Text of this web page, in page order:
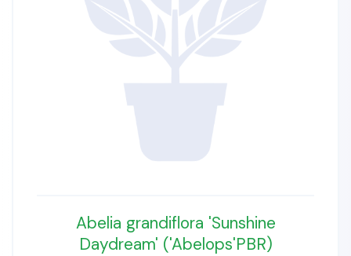
Abelia grandiflora 'Sunshine
Daydream' ('Abelops'PBR)